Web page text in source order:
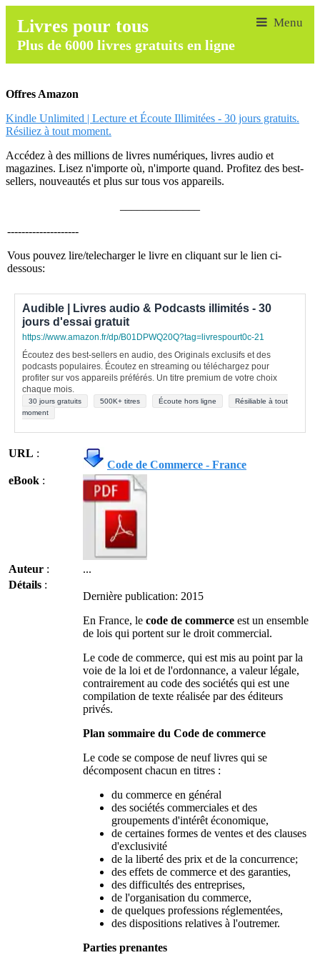
Livres pour tous
Plus de 6000 livres gratuits en ligne
Offres Amazon
Kindle Unlimited | Lecture et Écoute Illimitées - 30 jours gratuits.
Résiliez à tout moment.
Accédez à des millions de livres numériques, livres audio et
magazines. Lisez n'importe où, n'importe quand. Profitez des best-
sellers, nouveautés et plus sur tous vos appareils.
--------------------
Vous pouvez lire/telecharger le livre en cliquant sur le lien ci-
dessous:
Audible | Livres audio & Podcasts illimités - 30
jours d'essai gratuit
https://www.amazon.fr/dp/B01DPWQ20Q?tag=livrespourt0c-21
Écoutez des best-sellers en audio, des Originals exclusifs et des
podcasts populaires. Écoutez en streaming ou téléchargez pour
profiter sur vos appareils préférés. Un titre premium de votre choix
chaque mois.
30 jours gratuits 500K+ titres Écoute hors ligne
Résiliable à tout
moment
URL :
Code de Commerce - France
eBook :
Auteur :
...
Détails :
Dernière publication: 2015
En France, le code de commerce est un ensemble
de lois qui portent sur le droit commercial.
Le code de commerce, qui est mis au point par la
voie de la loi et de l'ordonnance, a valeur légale,
contrairement au code des sociétés qui est une
compilation de texte réalisée par des éditeurs
privés.
Plan sommaire du Code de commerce
Le code se compose de neuf livres qui se
décomposent chacun en titres :
du commerce en général
des sociétés commerciales et des
groupements d'intérêt économique,
de certaines formes de ventes et des clauses
d'exclusivité
de la liberté des prix et de la concurrence;
des effets de commerce et des garanties,
des difficultés des entreprises,
de l'organisation du commerce,
de quelques professions réglementées,
des dispositions relatives à l'outremer.
Parties prenantes